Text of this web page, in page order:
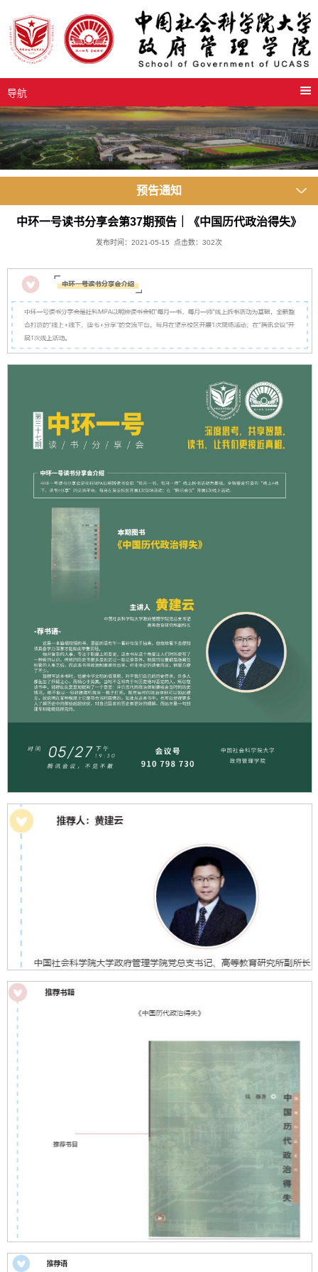
导航
预告通知
中环一号读书分享会第37期预告｜《中国历代政治得失》
发布时间：2021-05-15 点击数： 302次